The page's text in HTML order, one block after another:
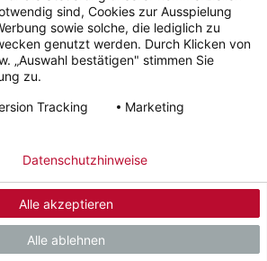
Photovoltaik – ein
Wärmepumpe mit Photovoltaik-Strom? Na
Solarstrom decken Sie auch einen grossen
Wärmepumpe über regenerative Energien
Gebäude CO2-neutral, oder nahezu CO2 neutral
sind, Cookies zur Ausspielung
sowie solche, die lediglich zu
genutzt werden. Durch Klicken von
„Auswahl bestätigen" stimmen Sie
zu.
Tracking
Marketing
Alle akzeptieren
Alle ablehnen
Datenschutzhinweise